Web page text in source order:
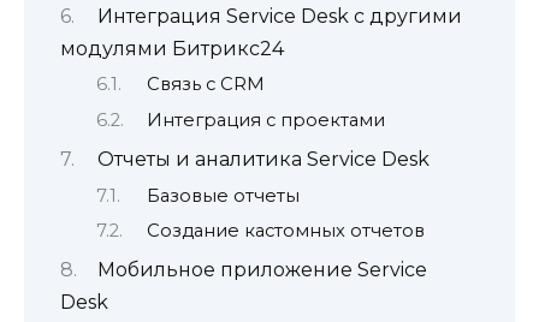
Интеграция Service Desk с другими
модулями Битрикс24
Связь с CRM
Интеграция с проектами
Отчеты и аналитика Service Desk
Базовые отчеты
Создание кастомных отчетов
Мобильное приложение Service
Desk